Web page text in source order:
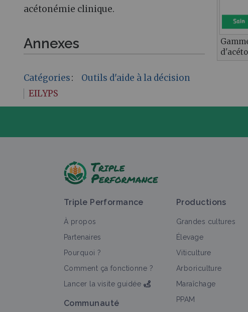
acétonémie clinique.
Annexes
Catégories:
Outils d'aide à la décision
EILYPS
Tout
Triple Performance
À propos
Partenaires
Pourquoi ?
Comment ça fonctionne ?
Lancer la visite guidée
Communauté
Productions
Grandes cultures
Élevage
Viticulture
Arboriculture
Maraîchage
PPAM